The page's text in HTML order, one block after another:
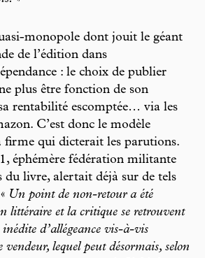
monopole dont jouit le géant
de l’édition dans
: le choix de publier
plus être fonction de son
rentabilité escomptée… via les
C’est donc le modèle
firme qui dicterait les parutions.
éphémère fédération militante
du livre, alertait déjà sur de tels
Un point de non-retour a été
littéraire et la critique se retrouvent
d’allégeance vis-à-vis
lequel peut désormais, selon